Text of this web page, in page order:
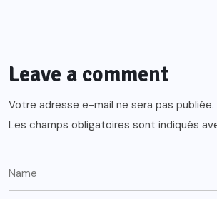
Leave a comment
Votre adresse e-mail ne sera pas publiée.
Les champs obligatoires sont indiqués